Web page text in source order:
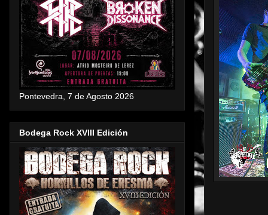
Pontevedra, 7 de Agosto 2026
Bodega Rock XVIII Edición